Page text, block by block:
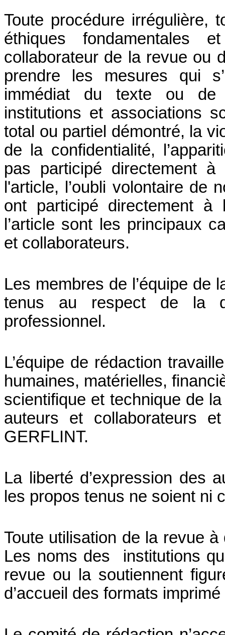
Toute procédure irrégulière,
éthiques fondamentales
collaborateur de la revue ou
prendre les mesures qui
immédiat du texte ou de
institutions et associations
total ou partiel démontré, la
de la confidentialité,
pas participé directement
l'article, l’oubli volontaire de
ont participé directement
l’article sont les principaux
et collaborateurs.
Les membres de l’équipe de
tenus au respect de la
professionnel.
L’équipe de rédaction
humaines, matérielles,
scientifique et technique de
auteurs et collaborateurs
GERFLINT.
La liberté d’expression des
les propos tenus ne soient ni
Toute utilisation de la revue
Les noms des institutions
revue ou la soutiennent
d’accueil des formats